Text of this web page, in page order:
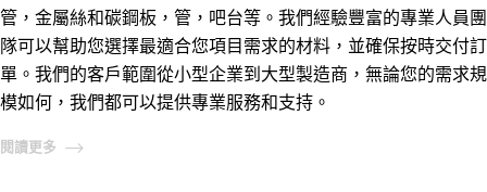
管，金屬絲和碳鋼板，管，吧台等。我們經驗豐富的專業人員團
隊可以幫助您選擇最適合您項目需求的材料，並確保按時交付訂
單。我們的客戶範圍從小型企業到大型製造商，無論您的需求規
模如何，我們都可以提供專業服務和支持。
閱讀更多